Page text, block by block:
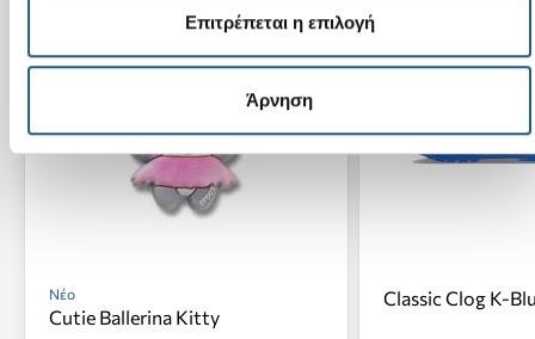
Επιτρέπεται η επιλογή
Άρνηση
Νέο
Cutie Ballerina Kitty
Classic Clog K-